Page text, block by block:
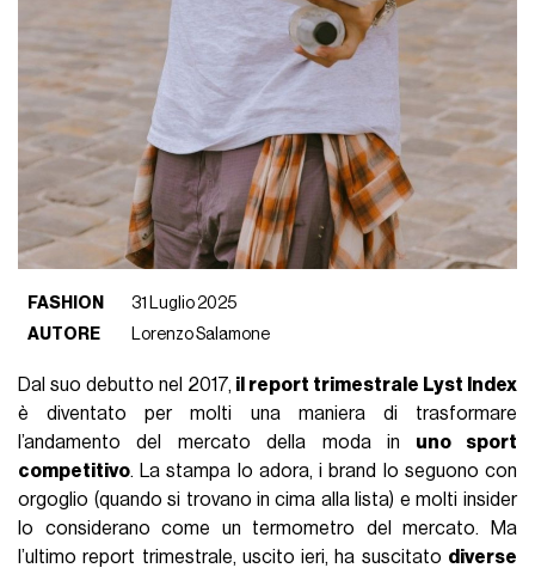
FASHION
31 Luglio 2025
AUTORE
Lorenzo Salamone
Dal suo debutto nel 2017, il report trimestrale Lyst Index
è diventato per molti una maniera di trasformare
l’andamento del mercato della moda in uno sport
competitivo. La stampa lo adora, i brand lo seguono con
orgoglio (quando si trovano in cima alla lista) e molti insider
lo considerano come un termometro del mercato. Ma
l’ultimo report trimestrale, uscito ieri, ha suscitato diverse